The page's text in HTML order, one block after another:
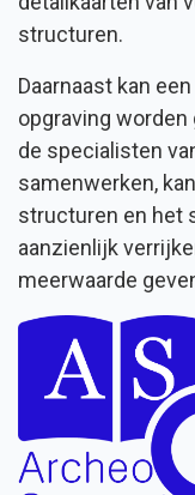
structuren.
Daarnaast kan
opgraving
de specialisten
samenwerken,
structuren en het
aanzienlijk
meerwaarde